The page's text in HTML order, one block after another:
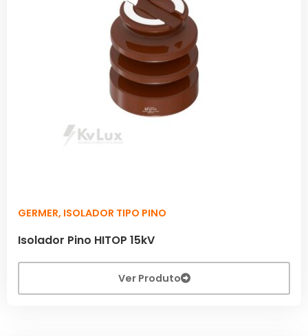
GERMER, ISOLADOR TIPO PINO
Isolador Pino HITOP 15kV
Ver Produto